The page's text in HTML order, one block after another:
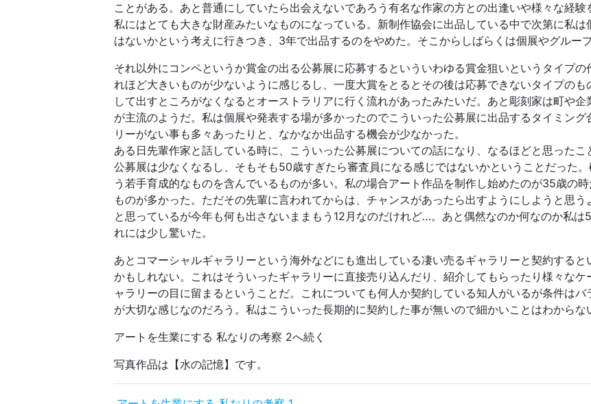
ことがある。あと普通にしていたら出会えないであろう有名な作家の方との出逢いや様々な経
私にはとても大きな財産みたいなものになっている。新制作協会に出品している中で次第に私
はないかという考えに行きつき、3年で出品するのをやめた。そこからしばらくは個展やグルー
それ以外にコンペというか賞金の出る公募展に応募するといういわゆる賞金狙いというタイプ
れほど大きいものが少ないように感じるし、一度大賞をとるとその後は応募できないタイプの
して出すところがなくなるとオーストラリアに行く流れがあったみたいだ。あと彫刻家は町や
が主流のようだ。私は個展や発表する場が多かったのでこういった公募展に出品するタイミン
リーがない事も多々あったりと、なかなか出品する機会が少なかった。
ある日先輩作家と話している時に、こういった公募展についての話になり、なるほどと思った
公募展は少なくなるし、そもそも50歳すぎたら審査員になる感じではないかということだった
う若手育成的なものを含んでいるものが多い。私の場合アート作品を制作し始めたのが35歳の
ものが多かった。ただその先輩に言われてからは、チャンスがあったら出すようにしようと思
と思っているが今年も何も出さないままもう12月なのだけれど…。あと偶然なのか何なのか私
れには少し驚いた。
あとコマーシャルギャラリーという海外などにも進出している凄い売るギャラリーと契約する
かもしれない。これはそういったギャラリーに直接売り込んだり、紹介してもらったり様々な
ャラリーの目に留まるということだ。これについても何人か契約している知人がいるが条件は
が大切な感じなのだろう。私はこういった長期的に契約した事が無いので細かいことはわからな
アートを生業にする 私なりの考察 2へ続く
写真作品は【水の記憶】です。